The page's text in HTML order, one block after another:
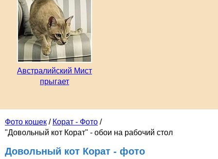
Фото кошек / Корат - Фото /
"Довольный кот Корат" - обои на рабочий стол
Довольный кот Корат - фото
Австралийский Мист
прыгает